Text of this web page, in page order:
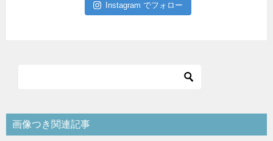
Instagram でフォロー
画像つき関連記事